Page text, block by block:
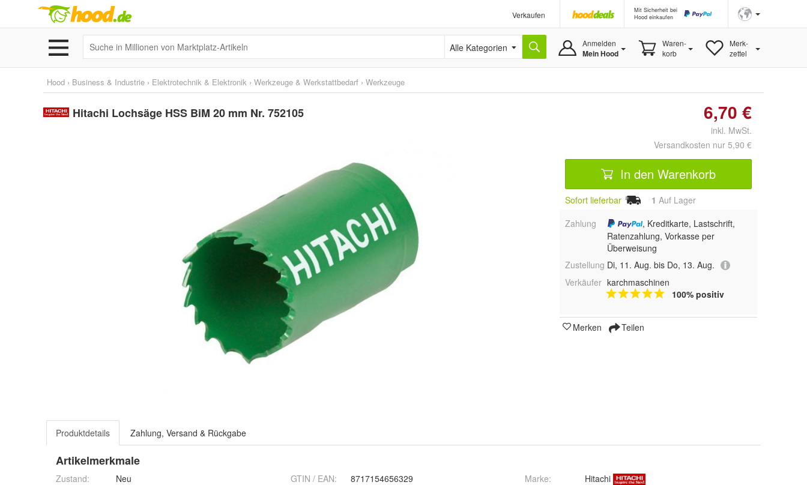
Verkaufen
Mit Sicherheit bei
Hood einkaufen
Alle Kategorien Anmelden
Mein Hood
Waren-
korb
Merk-
zettel
Hood › Business & Industrie › Elektrotechnik & Elektronik › Werkzeuge & Werkstattbedarf › Werkzeuge
Hitachi Lochsäge HSS BiM 20 mm Nr. 752105 6,70 €
inkl. MwSt.
Versandkosten nur 5,90 €
In den Warenkorb
Sofort lieferbar 1 Auf Lager
Zahlung
, Kreditkarte, Lastschrift,
Ratenzahlung, Vorkasse per
Überweisung
Zustellung Di, 11. Aug. bis Do, 13. Aug.
Verkäufer karchmaschinen
100% positiv
Merken Teilen
Produktdetails Zahlung, Versand & Rückgabe
Artikelmerkmale
Zustand: Neu GTIN / EAN: 8717154656329 Marke: Hitachi